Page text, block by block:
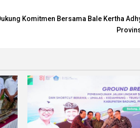
Komitmen Bersama Bale Kertha